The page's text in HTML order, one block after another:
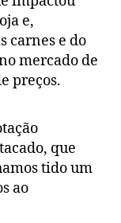
e,
carnes e do
mercado de
preços.
que
tido um
ao